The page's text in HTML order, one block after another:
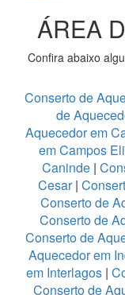
ÁREA
Confira abaixo
Conserto de
de
Aquecedor em
em Campos
Caninde|
Cesar|
Conserto de
Conserto de
Conserto de
Aquecedor em
em Interlagos |
Conserto de